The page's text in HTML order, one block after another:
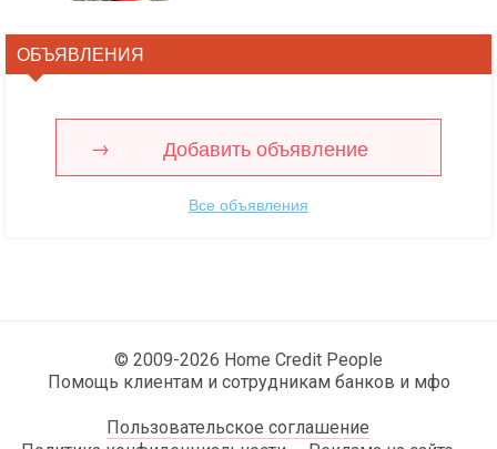
ОБЪЯВЛЕНИЯ
Добавить объявление
Все объявления
© 2009-2026 Home Credit People
Помощь клиентам и сотрудникам банков и мфо
Пользовательское соглашение